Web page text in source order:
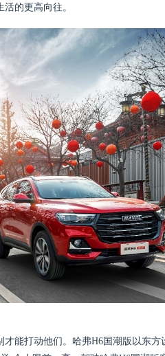
的更高向往。
能打动他们。哈弗H6国潮版以东